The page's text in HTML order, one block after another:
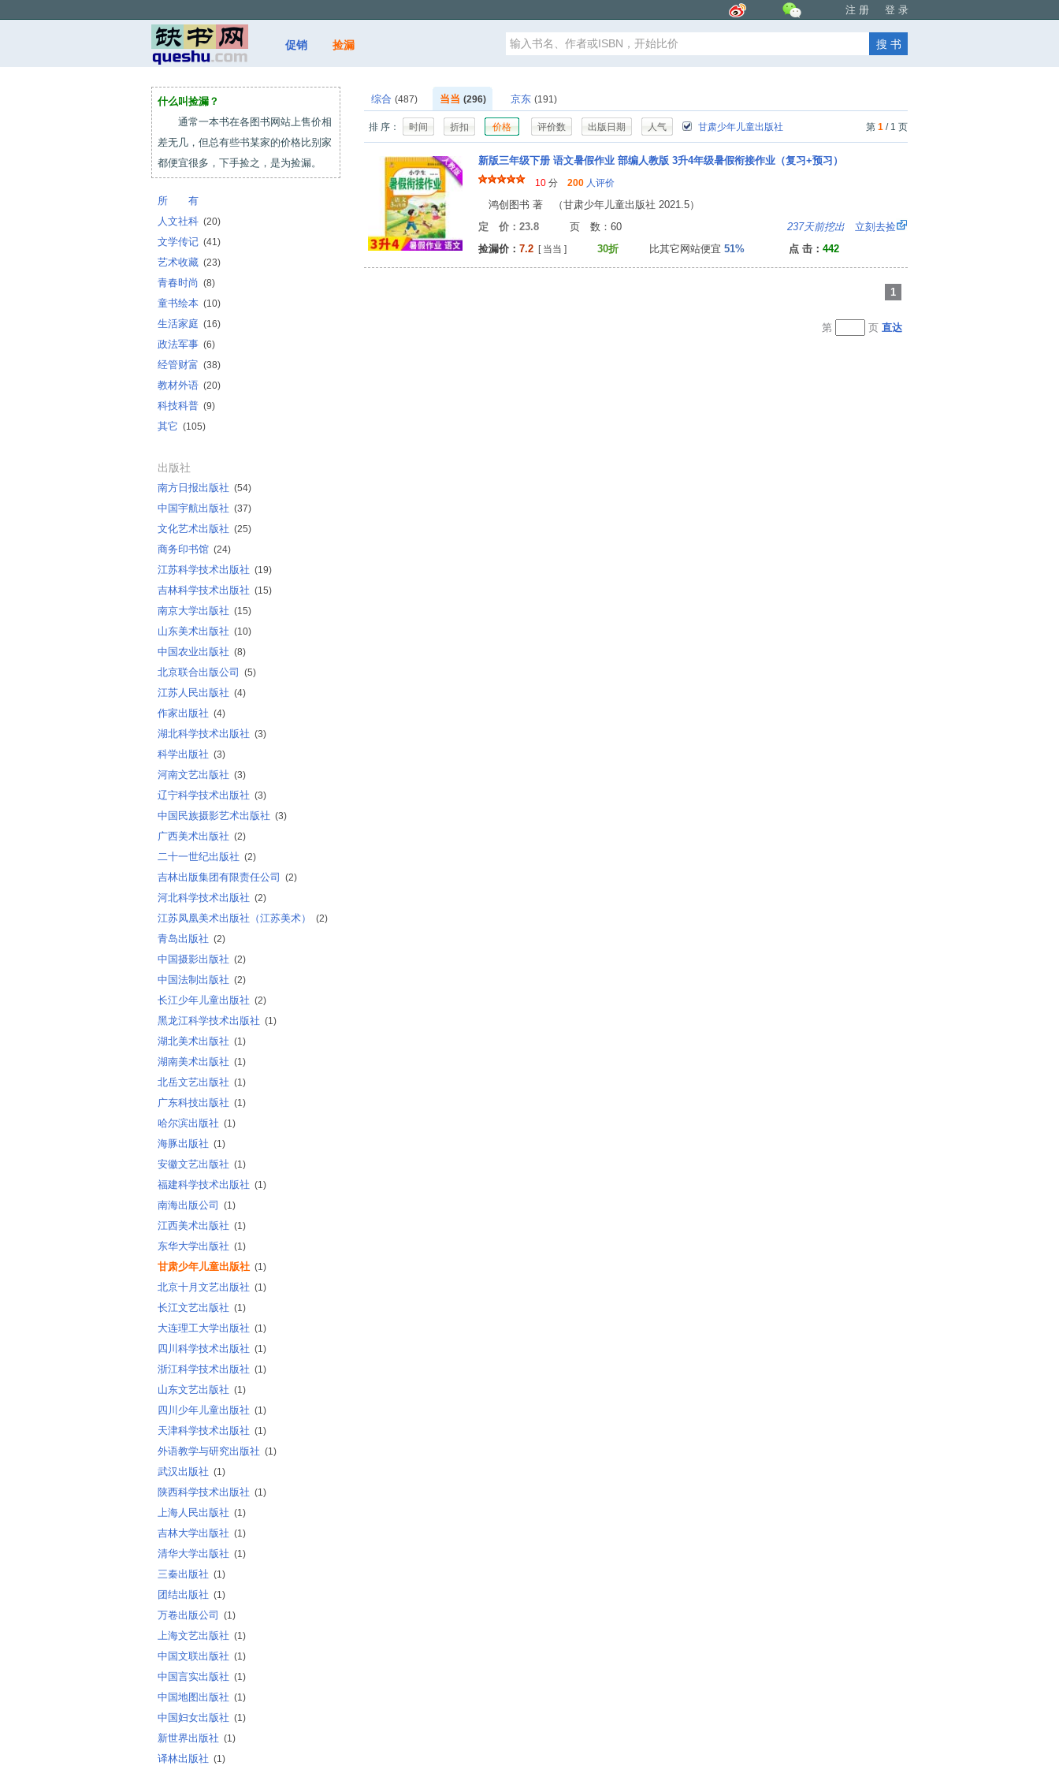
注 册 登 录
促销 捡漏
什么叫捡漏？
通常一本书在各图书网站上售价相
差无几，但总有些书某家的价格比别家
都便宜很多，下手捡之，是为捡漏。
所 有
人文社科 (20)
文学传记 (41)
艺术收藏 (23)
青春时尚 (8)
童书绘本 (10)
生活家庭 (16)
政法军事 (6)
经管财富 (38)
教材外语 (20)
科技科普 (9)
其它 (105)
出版社
南方日报出版社 (54)
中国宇航出版社 (37)
文化艺术出版社 (25)
商务印书馆 (24)
江苏科学技术出版社 (19)
吉林科学技术出版社 (15)
南京大学出版社 (15)
山东美术出版社 (10)
中国农业出版社 (8)
北京联合出版公司 (5)
江苏人民出版社 (4)
作家出版社 (4)
湖北科学技术出版社 (3)
科学出版社 (3)
河南文艺出版社 (3)
辽宁科学技术出版社 (3)
中国民族摄影艺术出版社 (3)
广西美术出版社 (2)
二十一世纪出版社 (2)
吉林出版集团有限责任公司 (2)
河北科学技术出版社 (2)
江苏凤凰美术出版社（江苏美术） (2)
青岛出版社 (2)
中国摄影出版社 (2)
中国法制出版社 (2)
长江少年儿童出版社 (2)
黑龙江科学技术出版社 (1)
湖北美术出版社 (1)
湖南美术出版社 (1)
北岳文艺出版社 (1)
广东科技出版社 (1)
哈尔滨出版社 (1)
海豚出版社 (1)
安徽文艺出版社 (1)
福建科学技术出版社 (1)
南海出版公司 (1)
江西美术出版社 (1)
东华大学出版社 (1)
甘肃少年儿童出版社 (1)
北京十月文艺出版社 (1)
长江文艺出版社 (1)
大连理工大学出版社 (1)
四川科学技术出版社 (1)
浙江科学技术出版社 (1)
山东文艺出版社 (1)
四川少年儿童出版社 (1)
天津科学技术出版社 (1)
外语教学与研究出版社 (1)
武汉出版社 (1)
陕西科学技术出版社 (1)
上海人民出版社 (1)
吉林大学出版社 (1)
清华大学出版社 (1)
三秦出版社 (1)
团结出版社 (1)
万卷出版公司 (1)
上海文艺出版社 (1)
中国文联出版社 (1)
中国言实出版社 (1)
中国地图出版社 (1)
中国妇女出版社 (1)
新世界出版社 (1)
译林出版社 (1)
综合 (487) 当当 (296) 京东 (191)
排 序： 时间 折扣 价格 评价数 出版日期 人气 甘肃少年儿童出版社 第 1 / 1 页
新版三年级下册 语文暑假作业 部编人教版 3升4年级暑假衔接作业（复习+预习）
10 分 200 人评价
鸿创图书 著 （甘肃少年儿童出版社 2021.5）
定 价：23.8 页 数：60 237天前挖出 立刻去捡
捡漏价： 7.2 [ 当当 ] 30折 比其它网站便宜 51% 点 击： 442
1
第 页 直达